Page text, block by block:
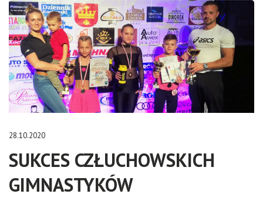
28.10.2020
SUKCES CZŁUCHOWSKICH
GIMNASTYKÓW